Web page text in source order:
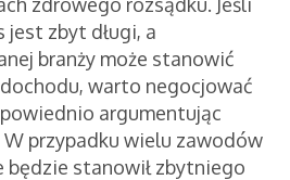
jest zbyt długi, a
branży może stanowić
warto negocjować
argumentując
przypadku wielu zawodów
będzie stanowił zbytniego